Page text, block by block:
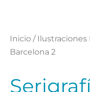
Inicio / Ilustraciones
Barcelona 2